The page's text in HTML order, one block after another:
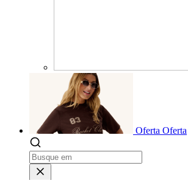
Oferta Oferta